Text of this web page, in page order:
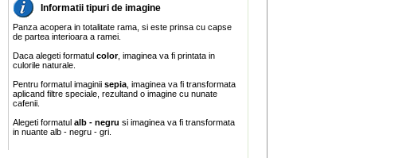
Informatii tipuri de imagine
Panza acopera in totalitate rama, si este prinsa cu capse
de partea interioara a ramei.
Daca alegeti formatul color, imaginea va fi printata in
culorile naturale.
Pentru formatul imaginii sepia , imaginea va fi transformata
aplicand filtre speciale, rezultand o imagine cu nunate
cafenii.
Alegeti formatul alb - negru si imaginea va fi transformata
in nuante alb - negru - gri.